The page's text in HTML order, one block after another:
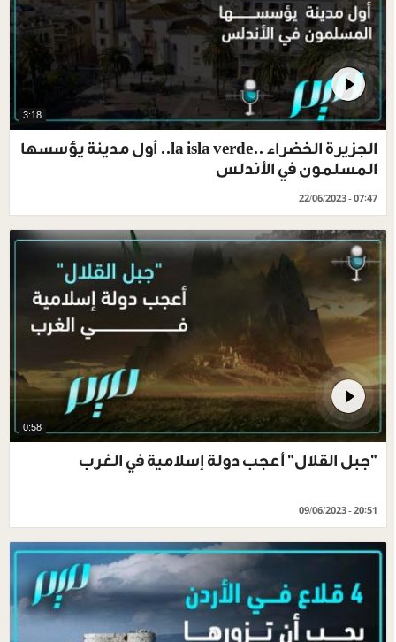
3:18
الجزيرة الخضراء ..la isla verde.. أول مدينة يؤسسها
المسلمون في الأندلس
22/06/2023 - 07:47
0:58
"جبل القلال" أعجب دولة إسلامية في الغرب
09/06/2023 - 20:51